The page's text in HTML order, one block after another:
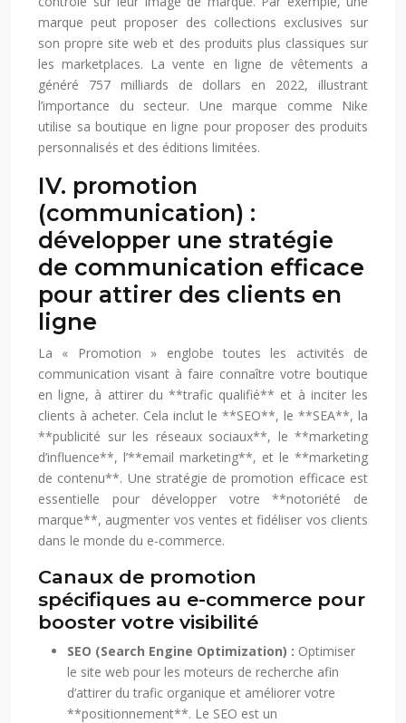
marque peut proposer des collections exclusives sur
son propre site web et des produits plus classiques sur
les marketplaces. La vente en ligne de vêtements a
généré 757 milliards de dollars en 2022, illustrant
l’importance du secteur. Une marque comme Nike
utilise sa boutique en ligne pour proposer des produits
personnalisés et des éditions limitées.
IV. promotion
(communication) :
développer une stratégie
de communication efficace
pour attirer des clients en
ligne
La « Promotion » englobe toutes les activités de
communication visant à faire connaître votre boutique
en ligne, à attirer du **trafic qualifié** et à inciter les
clients à acheter. Cela inclut le **SEO**, le **SEA**, la
**publicité sur les réseaux sociaux**, le **marketing
d’influence**, l’**email marketing**, et le **marketing
de contenu**. Une stratégie de promotion efficace est
essentielle pour développer votre **notoriété de
marque**, augmenter vos ventes et fidéliser vos clients
dans le monde du e-commerce.
Canaux de promotion
spécifiques au e-commerce pour
booster votre visibilité
SEO (Search Engine Optimization) : Optimiser
le site web pour les moteurs de recherche afin
d’attirer du trafic organique et améliorer votre
**positionnement**. Le SEO est un